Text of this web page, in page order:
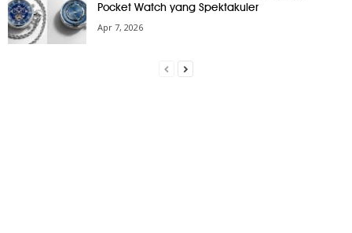
Pocket Watch yang Spektakuler
Apr 7, 2026